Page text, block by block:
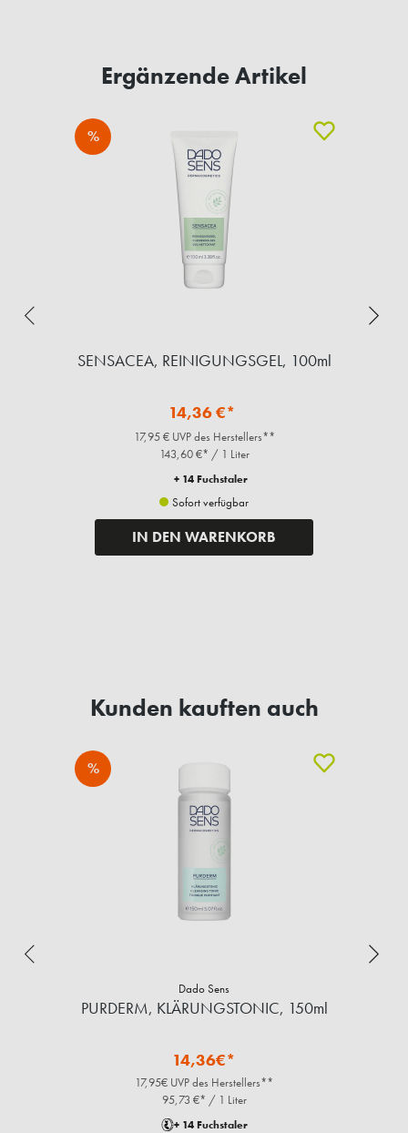
Ergänzende Artikel
%
SENSACEA, REINIGUNGSGEL, 100ml
14,36 €*
17,95 € UVP des Herstellers**
143,60 €* / 1 Liter
+ 14 Fuchstaler
Sofort verfügbar
IN DEN WARENKORB
Kunden kauften auch
%
Dado Sens
PURDERM, KLÄRUNGSTONIC, 150ml
14,36€*
17,95€ UVP des Herstellers**
95,73 €* / 1 Liter
+ 14 Fuchstaler